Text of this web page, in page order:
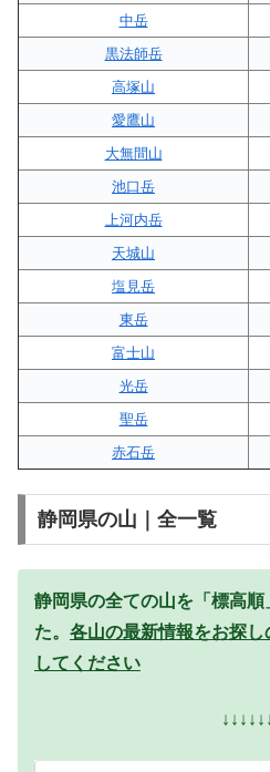
中岳
黒法師岳
高塚山
愛鷹山
大無間山
池口岳
上河内岳
天城山
塩見岳
東岳
富士山
光岳
聖岳
赤石岳
静岡県の山｜全一覧
静岡県の全ての山を「標高
た。 各山の最新情報をお探
してください